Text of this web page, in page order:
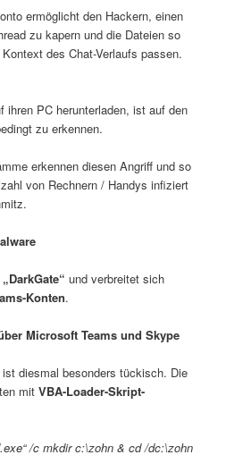
ermöglicht den Hackern, einen
zu kapern und die Dateien so
des Chat-Verlaufs passen.
ihren PC herunterladen, ist auf den
zu erkennen.
erkennen diesen Angriff und so
von Rechnern / Handys infiziert
„DarkGate“ und verbreitet sich
Konten.
Microsoft Teams und Skype
diesmal besonders tückisch. Die
mitVBA-Loader-Skript-
/c mkdir c:\zohn & cd /dc:\zohn